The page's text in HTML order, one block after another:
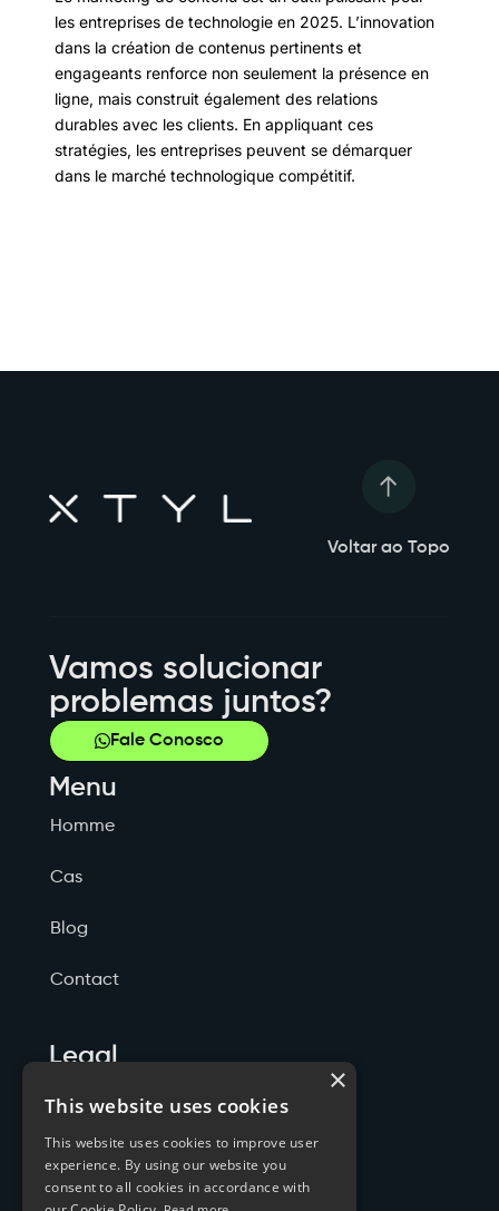
les entreprises de technologie en 2025. L’innovation
dans la création de contenus pertinents et
engageants renforce non seulement la présence en
ligne, mais construit également des relations
durables avec les clients. En appliquant ces
stratégies, les entreprises peuvent se démarquer
dans le marché technologique compétitif.
Voltar ao Topo
Vamos solucionar
problemas juntos?
Fale Conosco
Menu
Homme
Cas
Blog
Contact
Legal
Politicas de Privacidade
Termos de Serviço
Cookies
×
This website uses cookies
This website uses cookies to improve user
experience. By using our website you
consent to all cookies in accordance with